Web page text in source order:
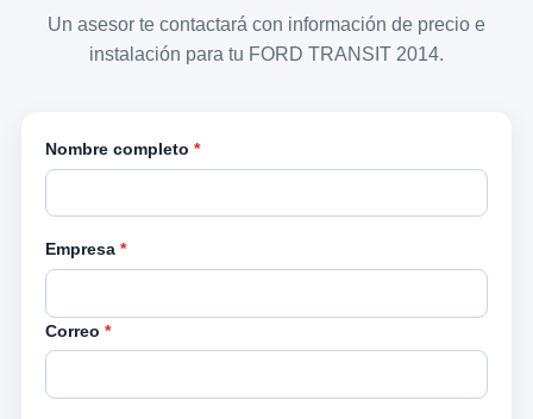
Un asesor te contactará con información de precio e
instalación para tu FORD TRANSIT 2014.
Nombre completo *
Empresa *
Correo *